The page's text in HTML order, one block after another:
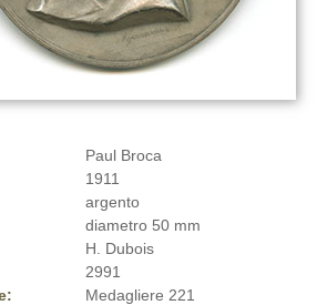
Paul Broca
1911
argento
diametro 50 mm
H. Dubois
2991
Medagliere 221